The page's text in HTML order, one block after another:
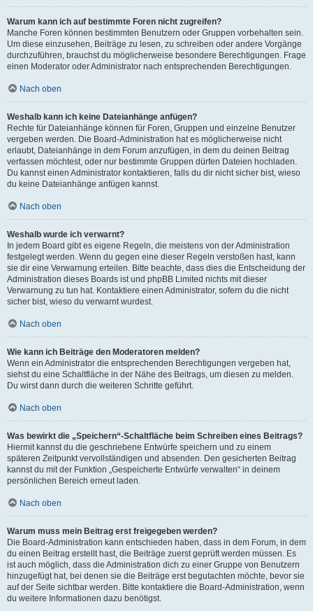
Warum kann ich auf bestimmte Foren nicht zugreifen?
Manche Foren können bestimmten Benutzern oder Gruppen vorbehalten sein.
Um diese einzusehen, Beiträge zu lesen, zu schreiben oder andere Vorgänge
durchzuführen, brauchst du möglicherweise besondere Berechtigungen. Frage
einen Moderator oder Administrator nach entsprechenden Berechtigungen.
Nach oben
Weshalb kann ich keine Dateianhänge anfügen?
Rechte für Dateianhänge können für Foren, Gruppen und einzelne Benutzer
vergeben werden. Die Board-Administration hat es möglicherweise nicht
erlaubt, Dateianhänge in dem Forum anzufügen, in dem du deinen Beitrag
verfassen möchtest, oder nur bestimmte Gruppen dürfen Dateien hochladen.
Du kannst einen Administrator kontaktieren, falls du dir nicht sicher bist, wieso
du keine Dateianhänge anfügen kannst.
Nach oben
Weshalb wurde ich verwarnt?
In jedem Board gibt es eigene Regeln, die meistens von der Administration
festgelegt werden. Wenn du gegen eine dieser Regeln verstoßen hast, kann
sie dir eine Verwarnung erteilen. Bitte beachte, dass dies die Entscheidung der
Administration dieses Boards ist und phpBB Limited nichts mit dieser
Verwarnung zu tun hat. Kontaktiere einen Administrator, sofern du die nicht
sicher bist, wieso du verwarnt wurdest.
Nach oben
Wie kann ich Beiträge den Moderatoren melden?
Wenn ein Administrator die entsprechenden Berechtigungen vergeben hat,
siehst du eine Schaltfläche in der Nähe des Beitrags, um diesen zu melden.
Du wirst dann durch die weiteren Schritte geführt.
Nach oben
Was bewirkt die „Speichern“-Schaltfläche beim Schreiben eines Beitrags?
Hiermit kannst du die geschriebene Entwürfe speichern und zu einem
späteren Zeitpunkt vervollständigen und absenden. Den gesicherten Beitrag
kannst du mit der Funktion „Gespeicherte Entwürfe verwalten“ in deinem
persönlichen Bereich erneut laden.
Nach oben
Warum muss mein Beitrag erst freigegeben werden?
Die Board-Administration kann entschieden haben, dass in dem Forum, in dem
du einen Beitrag erstellt hast, die Beiträge zuerst geprüft werden müssen. Es
ist auch möglich, dass die Administration dich zu einer Gruppe von Benutzern
hinzugefügt hat, bei denen sie die Beiträge erst begutachten möchte, bevor sie
auf der Seite sichtbar werden. Bitte kontaktiere die Board-Administration, wenn
du weitere Informationen dazu benötigst.